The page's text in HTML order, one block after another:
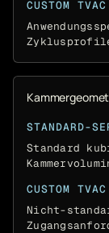
CUSTOM TVAC
STANDARD-
Standard
CUSTOM TVAC
Nicht-